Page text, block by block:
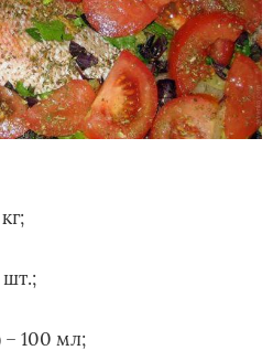
– 100 мл;